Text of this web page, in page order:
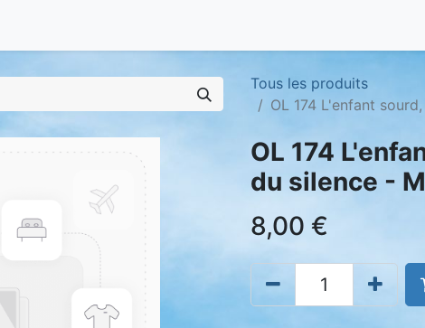
Tous les produits
OL 174 L'enfant
OL 174
du silence -
8,00 €